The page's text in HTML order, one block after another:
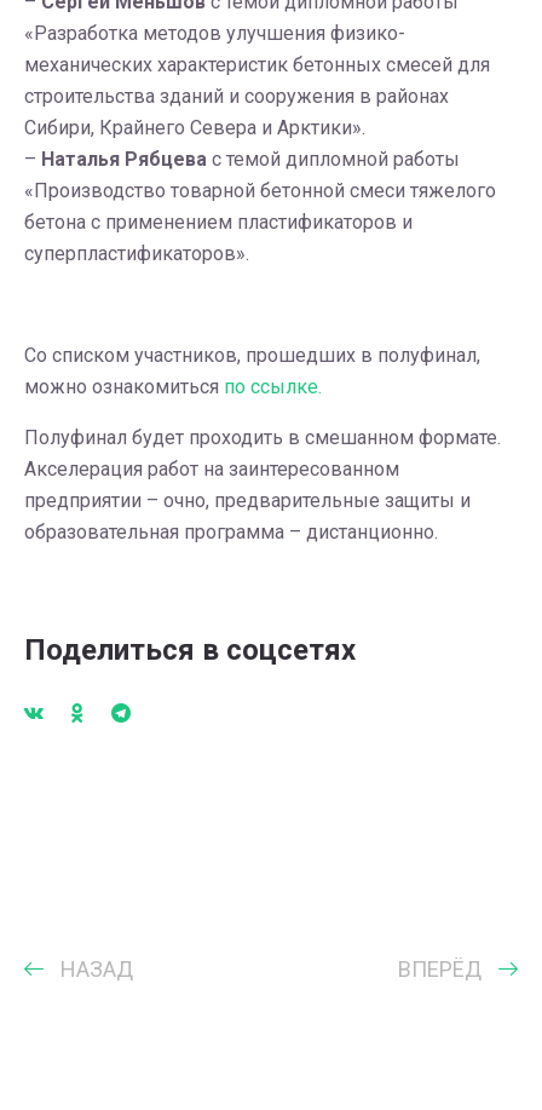
«Разработка методов улучшения физико-
механических характеристик бетонных смесей для
строительства зданий и сооружения в районах
Сибири, Крайнего Севера и Арктики».
– Наталья Рябцева с темой дипломной работы
«Производство товарной бетонной смеси тяжелого
бетона с применением пластификаторов и
суперпластификаторов».
Со списком участников, прошедших в полуфинал,
можно ознакомиться по ссылке.
Полуфинал будет проходить в смешанном формате.
Акселерация работ на заинтересованном
предприятии – очно, предварительные защиты и
образовательная программа – дистанционно.
Поделиться в соцсетях
НАЗАД ВПЕРЁД